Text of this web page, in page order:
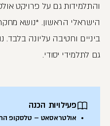
והתלמידות גם על פרויקט
הישראלי הראשון. *נושא
ביניים וחטיבה עליונה
גם לתלמידי יסודי.
פעילויות הכנה
אולטראסאט – טלסקופ